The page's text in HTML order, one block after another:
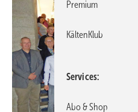
Premium
KältenKlub
Services
Abo & Shop